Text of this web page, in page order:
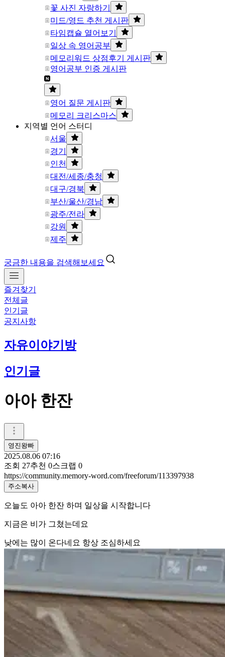
꽃 사진 자랑하기
미드/영드 추천 게시판
타임캡슐 열어보기
일상 속 영어공부
메모리워드 상점후기 게시판
영어공부 인증 게시판
영어 질문 게시판
메모리 크리스마스
지역별 언어 스터디
서울
경기
인천
대전/세종/충청
대구/경북
부산/울산/경남
광주/전라
강원
제주
궁금한 내용을 검색해보세요
즐겨찾기
전체글
인기글
공지사항
자유이야기방
인기글
아아 한잔
영진왕빠
2025.08.06 07:16
조회 27추천 0스크랩 0
https://community.memory-word.com/freeforum/113397938
주소복사
오늘도 아아 한잔 하며 일상을 시작합니다
지금은 비가 그쳤는데요
낮에는 많이 온다네요 항상 조심하세요